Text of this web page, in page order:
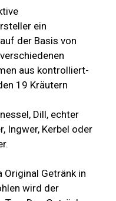
ein
der Basis von
aus kontrolliert-
19 Kräutern
Dill, echter
Ingwer, Kerbel oder
Getränk in
wird der